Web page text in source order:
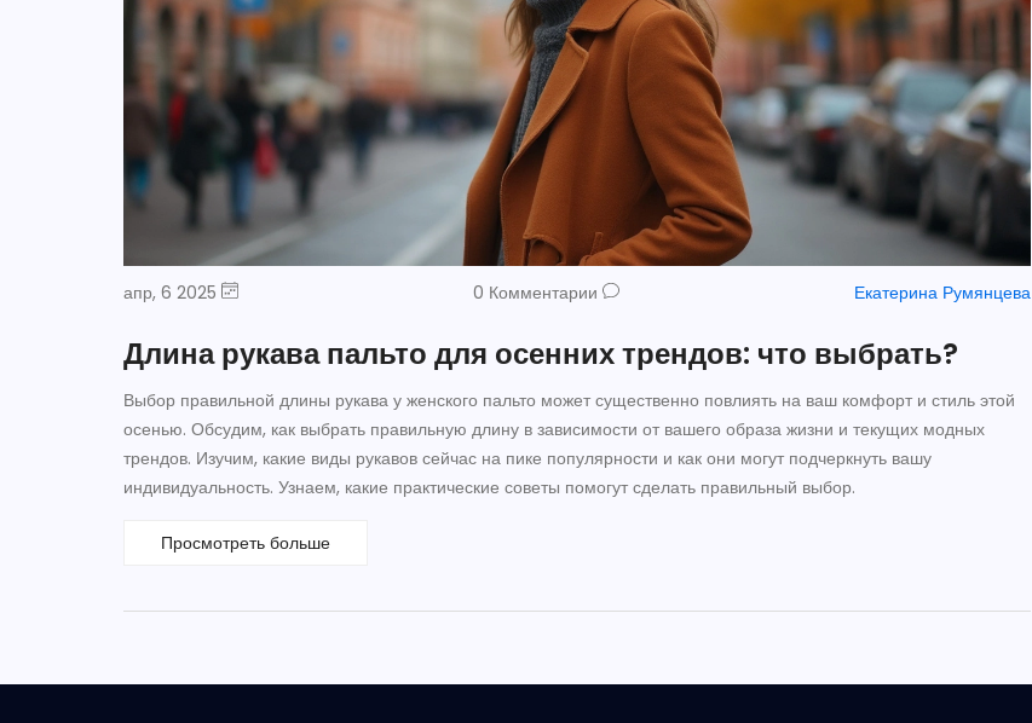
апр, 6 2025 0 Комментарии Екатерина Румянцева
Длина рукава пальто для осенних трендов: что выбрать?
Выбор правильной длины рукава у женского пальто может существенно повлиять на ваш комфорт и стиль этой
осенью. Обсудим, как выбрать правильную длину в зависимости от вашего образа жизни и текущих модных
трендов. Изучим, какие виды рукавов сейчас на пике популярности и как они могут подчеркнуть вашу
индивидуальность. Узнаем, какие практические советы помогут сделать правильный выбор.
Просмотреть больше